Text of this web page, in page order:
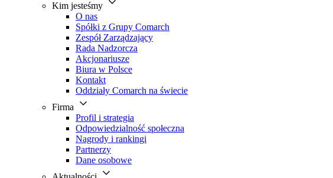
Kim jesteśmy
O nas
Spółki z Grupy Comarch
Zespół Zarządzający
Rada Nadzorcza
Akcjonariusze
Biura w Polsce
Kontakt
Oddziały Comarch na świecie
Firma
Profil i strategia
Odpowiedzialność społeczna
Nagrody i rankingi
Partnerzy
Dane osobowe